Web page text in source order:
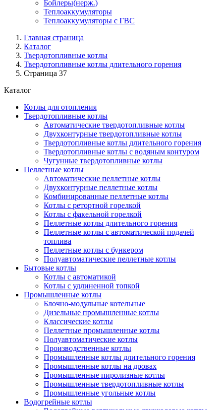
Бойлеры(нерж.)
Теплоаккумуляторы
Теплоаккумуляторы с ГВС
Главная страница
Каталог
Твердотопливные котлы
Твердотопливные котлы длительного горения
Страница 37
Каталог
Котлы для отопления
Твердотопливные котлы
Автоматические твердотопливные котлы
Двухконтурные твердотопливные котлы
Твердотопливные котлы длительного горения
Твердотопливные котлы с водяным контуром
Чугунные твердотопливные котлы
Пеллетные котлы
Автоматические пеллетные котлы
Двухконтурные пеллетные котлы
Комбинированные пеллетные котлы
Котлы с ретортной горелкой
Котлы с факельной горелкой
Пеллетные котлы длительного горения
Пеллетные котлы с автоматической подачей
топлива
Пеллетные котлы с бункером
Полуавтоматические пеллетные котлы
Бытовые котлы
Котлы с автоматикой
Котлы с удлиненной топкой
Промышленные котлы
Блочно-модульные котельные
Дизельные промышленные котлы
Классические котлы
Пеллетные промышленные котлы
Полуавтоматические котлы
Производственные котлы
Промышленные котлы длительного горения
Промышленные котлы на дровах
Промышленные пиролизные котлы
Промышленные твердотопливные котлы
Промышленные угольные котлы
Водогрейные котлы